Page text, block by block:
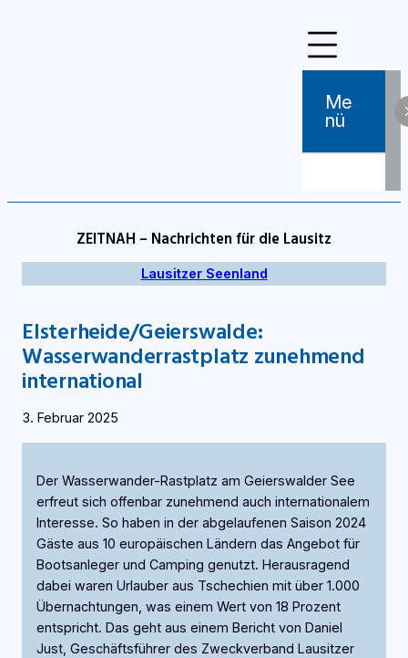
Me
Nü
ZEITNAH – Nachrichten für die Lausitz
Lausitzer Seenland
Elsterheide/Geierswalde:
Wasserwanderrastplatz zunehmend
international
3. Februar 2025
Der Wasserwander-Rastplatz am Geierswalder See
erfreut sich offenbar zunehmend auch internationalem
Interesse. So haben in der abgelaufenen Saison 2024
Gäste aus 10 europäischen Ländern das Angebot für
Bootsanleger und Camping genutzt. Herausragend
dabei waren Urlauber aus Tschechien mit über 1.000
Übernachtungen, was einem Wert von 18 Prozent
entspricht. Das geht aus einem Bericht von Daniel
Just, Geschäftsführer des Zweckverband Lausitzer